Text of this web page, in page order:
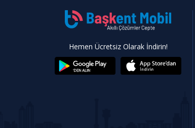
Hemen Ücretsiz Olarak İndirin!